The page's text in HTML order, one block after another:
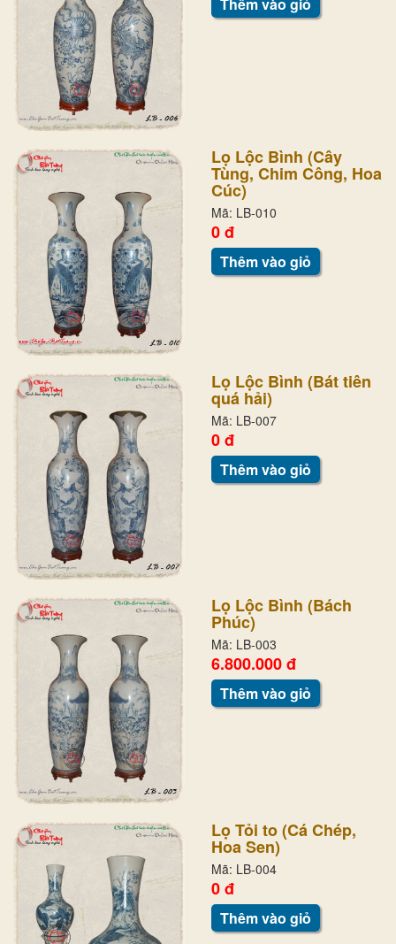
Lọ Lộc Bình (Cây
Tùng, Chim Công, Hoa
Cúc)
Mã: LB-010
0 đ
Thêm vào giỏ
Lọ Lộc Bình (Bát tiên
quá hải)
Mã: LB-007
0 đ
Thêm vào giỏ
Lọ Lộc Bình (Bách
Phúc)
Mã: LB-003
6.800.000 đ
Thêm vào giỏ
Lọ Tỏi to (Cá Chép,
Hoa Sen)
Mã: LB-004
0 đ
Thêm vào giỏ